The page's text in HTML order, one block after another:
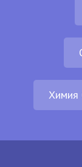
Химия